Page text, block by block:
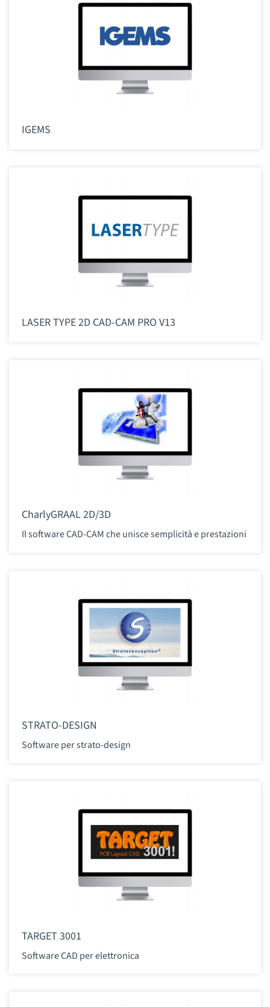
IGEMS
LASER TYPE 2D CAD-CAM PRO V13
CharlyGRAAL 2D/3D
Il software CAD-CAM che unisce semplicità e prestazioni
STRATO-DESIGN
Software per strato-design
TARGET 3001
Software CAD per elettronica